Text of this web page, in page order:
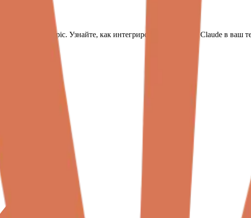
от Anthropic. Узнайте, как интегрировать интеллект Claude в ваш